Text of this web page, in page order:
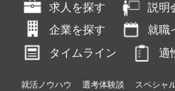
求人を探す
説明
企業を探す
就職
タイムライン
適
就活ノウハウ 選考体験談 スペシャ